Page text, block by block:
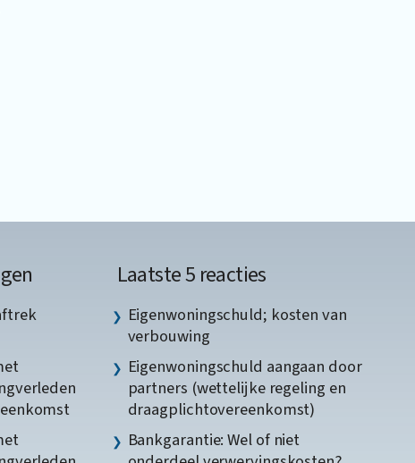
Laatste 5 reacties
Eigenwoningschuld; kosten van
verbouwing
Eigenwoningschuld aangaan door
partners (wettelijke regeling en
draagplichtovereenkomst)
Bankgarantie: Wel of niet